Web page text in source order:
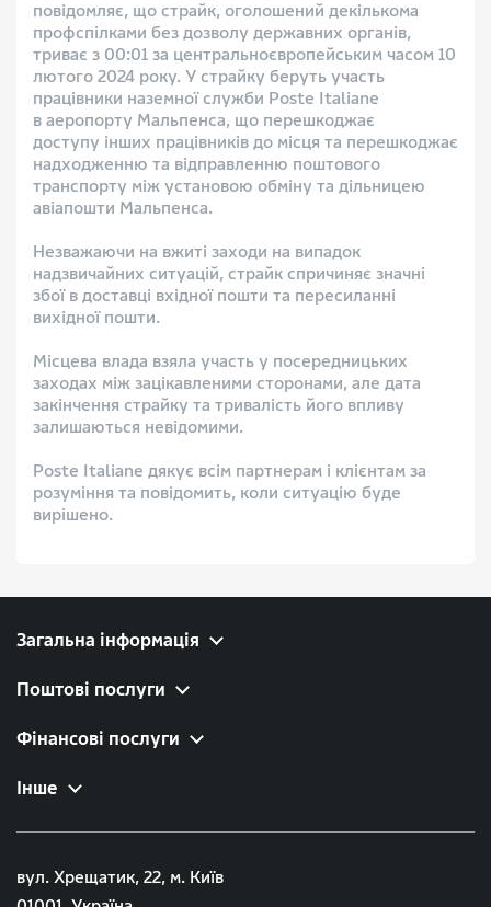
повідомляє, що страйк, оголошений декількома
профспілками без дозволу державних органів,
триває з 00:01 за центральноєвропейським часом 10
лютого 2024 року. У страйку беруть участь
працівники наземної служби Poste Italiane
в аеропорту Мальпенса, що перешкоджає
доступу інших працівників до місця та перешкоджає
надходженню та відправленню поштового
транспорту між установою обміну та дільницею
авіапошти Мальпенса.
Незважаючи на вжиті заходи на випадок
надзвичайних ситуацій, страйк спричиняє значні
збої в доставці вхідної пошти та пересиланні
вихідної пошти.
Місцева влада взяла участь у посередницьких
заходах між зацікавленими сторонами, але дата
закінчення страйку та тривалість його впливу
залишаються невідомими.
Poste Italiane дякує всім партнерам і клієнтам за
розуміння та повідомить, коли ситуацію буде
вирішено.
Загальна інформація
Поштові послуги
Фінансові послуги
Інше
вул. Хрещатик, 22, м. Київ